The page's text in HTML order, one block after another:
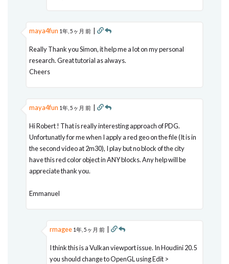
maya4fun 1年, 5ヶ月 前 |
Really Thank you Simon, it help me a lot on my personal
research. Great tutorial as always.
Cheers
maya4fun 1年, 5ヶ月 前 |
Hi Robert ! That is really interesting approach of PDG.
Unfortunatly for me when I apply a red geo on the file (It is in
the second video at 2m30), I play but no block of the city
have this red color object in ANY blocks. Any help will be
appreciate thank you.
Emmanuel
rmagee 1年, 5ヶ月 前 |
I think this is a Vulkan viewport issue. In Houdini 20.5
you should change to OpenGL using Edit >